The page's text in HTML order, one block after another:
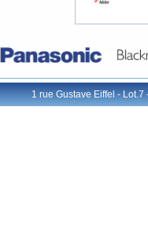
1 rue Gustave Eiffel -